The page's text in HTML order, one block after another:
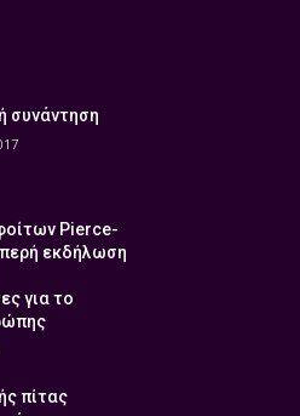
συνάντηση
Pierce-
εκδήλωση
για το
πίτας